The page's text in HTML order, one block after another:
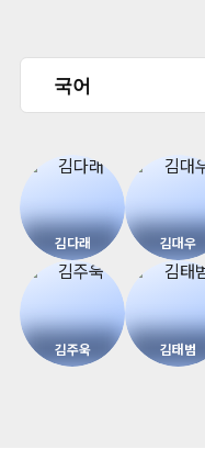
김다래 김대우
김주욱 김태범